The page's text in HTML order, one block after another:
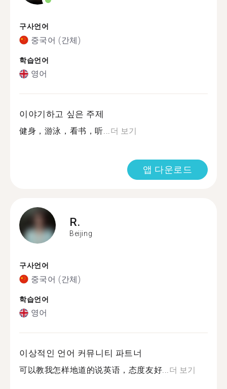
구사언어
중국어 (간체)
학습언어
영어
이야기하고 싶은 주제
健身，游泳，看书，听...더 보기
앱 다운로드
R.
Beijing
구사언어
중국어 (간체)
학습언어
영어
이상적인 언어 커뮤니티 파트너
可以教我怎样地道的说英语，态度友好...더 보기